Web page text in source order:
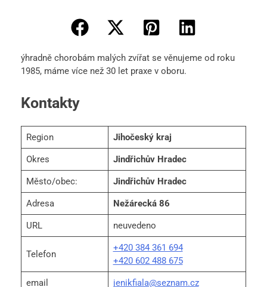
ýhradně chorobám malých zvířat se věnujeme od roku
1985, máme více než 30 let praxe v oboru.
Kontakty
Region Jihočeský kraj
Okres Jindřichův Hradec
Město/obec: Jindřichův Hradec
Adresa Nežárecká 86
URL neuvedeno
Telefon
+420 384 361 694
+420 602 488 675
email jenikfiala@seznam.cz